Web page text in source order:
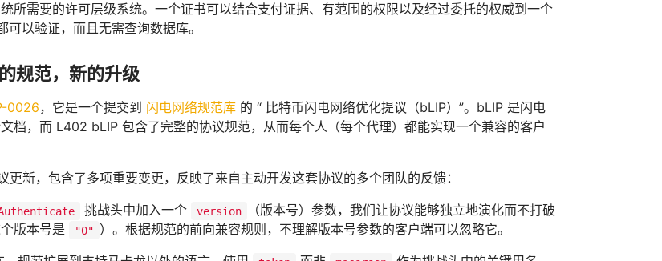
所需要的许可层级系统。一个证书可以结合支付证据、有范围的权限以及经过委托的权威到一个
以验证，而且无需查询数据库。
规范，新的升级
0026，它是一个提交到 闪电网络规范库 的 “ 比特币闪电网络优化提议（bLIP）”。bLIP 是闪电
档，而 L402 bLIP 包含了完整的协议规范，从而每个人（每个代理）都能实现一个兼容的客户
更新，包含了多项重要变更，反映了来自主动开发这套协议的多个团队的反馈：
Authenticate 挑战头中加入一个 version
（版本号）参数，我们让协议能够独立地演化而不打破
版本号是
"0" ）。根据规范的前向兼容规则，不理解版本号参数的客户端可以忽略它。